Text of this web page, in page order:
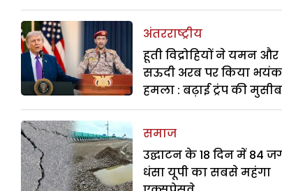
अंतरराष्ट्रीय
हूती विद्रोहियों ने यमन और
सऊदी अरब पर किया
हमला : बढ़ाई ट्रंप की
समाज
उद्घाटन के 18 दिन में 84
धंसा यूपी का सबसे महंगा